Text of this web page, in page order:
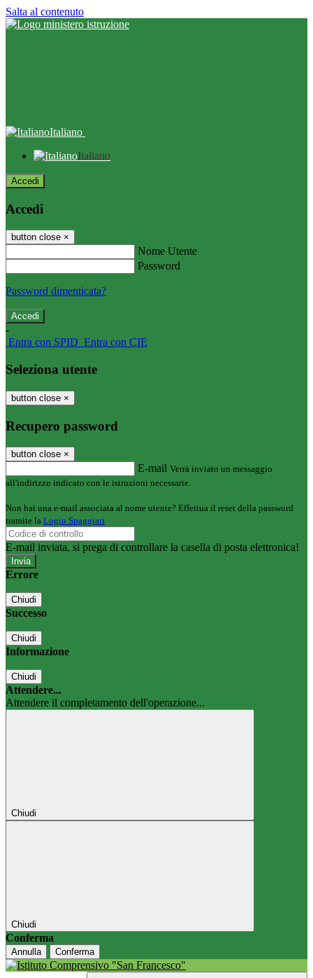
Salta al contenuto
Italiano
Italiano
Accedi
Accedi
button close ×
Nome Utente
Password
Password dimenticata?
-
Entra con SPID Entra con CIE
Seleziona utente
button close ×
Recupero password
button close ×
E-mail Verrà inviato un messaggio
all'indirizzo indicato con le istruzioni necessarie.
Non hai una e-mail associata al nome utente? Effettua il reset della password
tramite la Login Spaggiari
E-mail inviata, si prega di controllare la casella di posta elettronica!
Errore
Chiudi
Successo
Chiudi
Informazione
Chiudi
Attendere...
Attendere il completamento dell'operazione...
Chiudi
Chiudi
Conferma
Annulla Conferma